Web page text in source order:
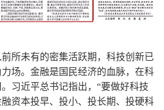
所未有的密集活跃期，科技创新已
场。金融是国民经济的血脉，在科
习近平总书记指出， “要做好科技
资本投早、投小、投长期、投硬科